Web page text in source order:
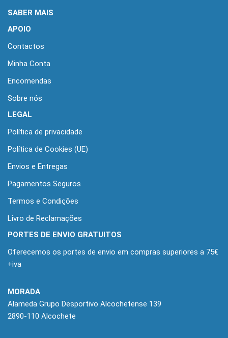
SABER MAIS
APOIO
Contactos
Minha Conta
Encomendas
Sobre nós
LEGAL
Política de privacidade
Política de Cookies (UE)
Envios e Entregas
Pagamentos Seguros
Termos e Condições
Livro de Reclamações
PORTES DE ENVIO GRATUITOS
Oferecemos os portes de envio em compras superiores a 75€
+iva
MORADA
Alameda Grupo Desportivo Alcochetense 139
2890-110 Alcochete